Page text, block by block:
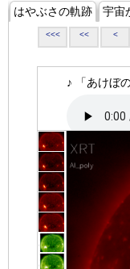
はやぶさの軌跡 宇宙
<<< << <
♪ 「あけぼの